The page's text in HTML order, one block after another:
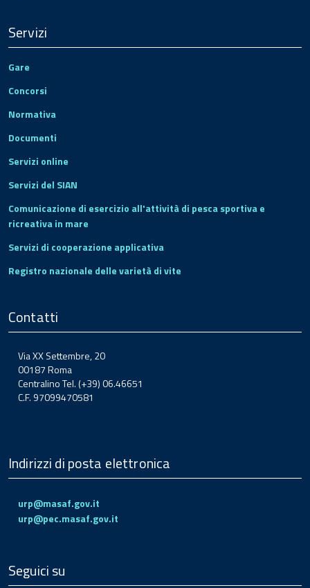
Servizi
Gare
Concorsi
Normativa
Documenti
Servizi online
Servizi del SIAN
Comunicazione di esercizio all'attività di pesca sportiva e
ricreativa in mare
Servizi di cooperazione applicativa
Registro nazionale delle varietà di vite
Contatti
Via XX Settembre, 20
00187 Roma
Centralino Tel. (+39) 06.46651
C.F. 97099470581
Indirizzi di posta elettronica
urp@masaf.gov.it
urp@pec.masaf.gov.it
Seguici su